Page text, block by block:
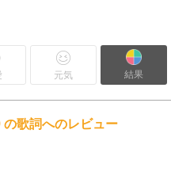
元気 結果
歌詞へのレビュー